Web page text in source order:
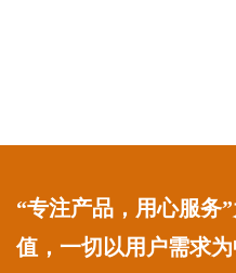
“专注产品，用心服务
值，一切以用户需求